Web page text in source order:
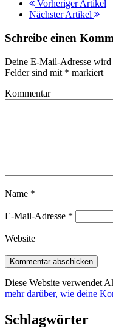
Vorheriger Artikel
Nächster Artikel
Schreibe einen
Deine E-Mail-Adresse
Felder sind mit * markiert
Kommentar
Name *
E-Mail-Adresse *
Website
Diese Website verwendet
mehr darüber, wie deine
Schlagwörter